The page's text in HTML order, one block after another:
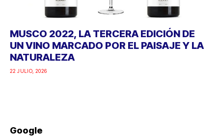
MUSCO 2022, LA TERCERA EDICIÓN DE
UN VINO MARCADO POR EL PAISAJE Y LA
NATURALEZA
22 JULIO, 2026
Google